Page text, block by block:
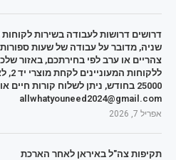
שניה, מדובר על עבודה של שעות
צהריים או ערב לפי בחירתכם, באזור
25000 בחודש, ניתן לשלוח קורות
allwhatyouneed2024@gmail.com
אפריל 7, 2026
תקיפות צה"ל באיראן לאחר הארכת